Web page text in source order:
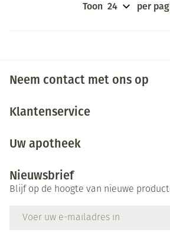
Toon per
Neem contact met ons op
Klantenservice
Uw apotheek
Nieuwsbrief
Blijf op de hoogte van nieuwe